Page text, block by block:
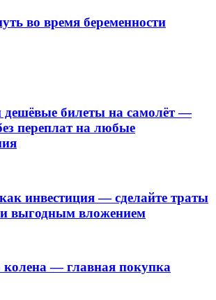
во время беременности
дешёвые билеты на самолёт —
переплат на любые
инвестиция — сделайте траты
выгодным вложением
— главная покупка